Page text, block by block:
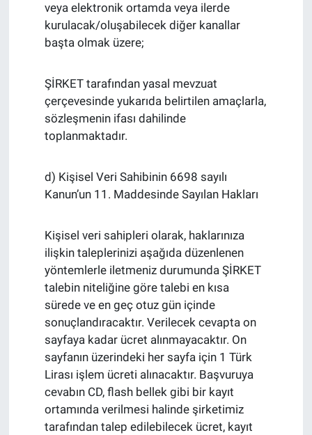
veya elektronik ortamda veya ilerde
kurulacak/oluşabilecek diğer kanallar
başta olmak üzere;
ŞİRKET tarafından yasal mevzuat
çerçevesinde yukarıda belirtilen amaçlarla,
sözleşmenin ifası dahilinde
toplanmaktadır.
d) Kişisel Veri Sahibinin 6698 sayılı
Kanun’un 11. Maddesinde Sayılan Hakları
Kişisel veri sahipleri olarak, haklarınıza
ilişkin taleplerinizi aşağıda düzenlenen
yöntemlerle iletmeniz durumunda ŞİRKET
talebin niteliğine göre talebi en kısa
sürede ve en geç otuz gün içinde
sonuçlandıracaktır. Verilecek cevapta on
sayfaya kadar ücret alınmayacaktır. On
sayfanın üzerindeki her sayfa için 1 Türk
Lirası işlem ücreti alınacaktır. Başvuruya
cevabın CD, flash bellek gibi bir kayıt
ortamında verilmesi halinde şirketimiz
tarafından talep edilebilecek ücret, kayıt